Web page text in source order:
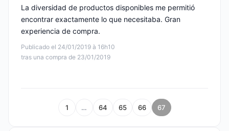
Publicado el 24/01/2019 à 16h10
tras una compra de 23/01/2019
La diversidad de productos disponibles me permitió
encontrar exactamente lo que necesitaba. Gran
experiencia de compra.
1 … 64 65 66 67